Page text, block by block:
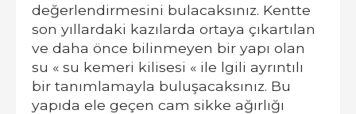
değerlendirmesini bulacaksınız. Kentte
son yıllardaki kazılarda ortaya çıkartılan
ve daha önce bilinmeyen bir yapı olan
su « su kemeri kilisesi « ile lgili ayrıntılı
bir tanımlamayla buluşacaksınız. Bu
yapıda ele geçen cam sikke ağırlığı